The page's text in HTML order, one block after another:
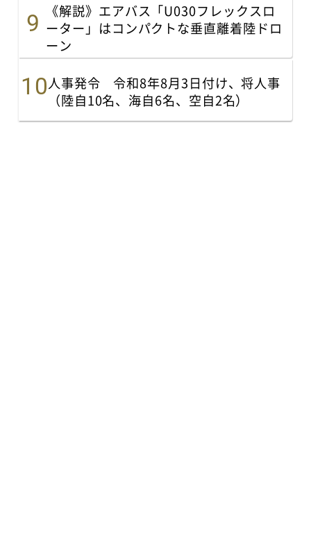
《解説》エアバス「U030フレックスロ
ーター」はコンパクトな垂直離着陸ドロ
ーン
人事発令 令和8年8月3日付け、将人事
（陸自10名、海自6名、空自2名）